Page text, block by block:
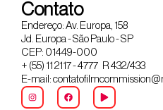
Contato
Endereço: Av. Europa, 158
Jd. Europa - São Paulo - SP
CEP: 01449-000
+ (55) 11 2117 - 4777 R 432/433
E-mail: